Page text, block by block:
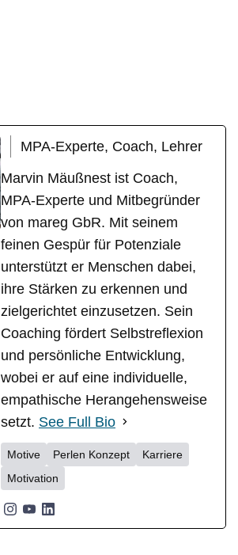
MPA-Experte, Coach, Lehrer
Marvin Mäußnest ist Coach,
MPA-Experte und Mitbegründer
von mareg GbR. Mit seinem
feinen Gespür für Potenziale
unterstützt er Menschen dabei,
ihre Stärken zu erkennen und
zielgerichtet einzusetzen. Sein
Coaching fördert Selbstreflexion
und persönliche Entwicklung,
wobei er auf eine individuelle,
empathische Herangehensweise
setzt. See Full Bio
Motive Perlen Konzept
Karriere
Motivation